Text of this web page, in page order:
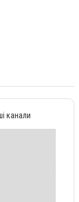
канали